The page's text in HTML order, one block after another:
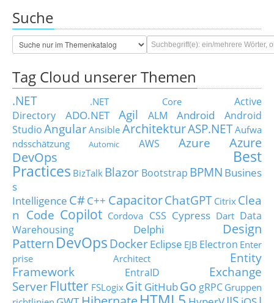
Suche
Tag Cloud unserer Themen
.NET .NET Core
Active
Directory
ADO.NET Agil ALM Android
Android
StudioAngularAnsible ArchitekturASP.NETAufwa
ndsschätzung
Automic AWS Azure
Azure
DevOps
Best
Practices BizTalk Blazor Bootstrap BPMN Busines
s
Intelligence C#C++ CapacitorChatGPT Citrix Clea
n Code Copilot Cordova CSS Cypress Dart Data
Warehousing
Delphi
Design
Pattern DevOps DockerEclipse EJB Electron Enter
prise Architect
Entity
Framework
EntraID
Exchange
Server Flutter FSLogix Git GitHubGo gRPC Gruppen